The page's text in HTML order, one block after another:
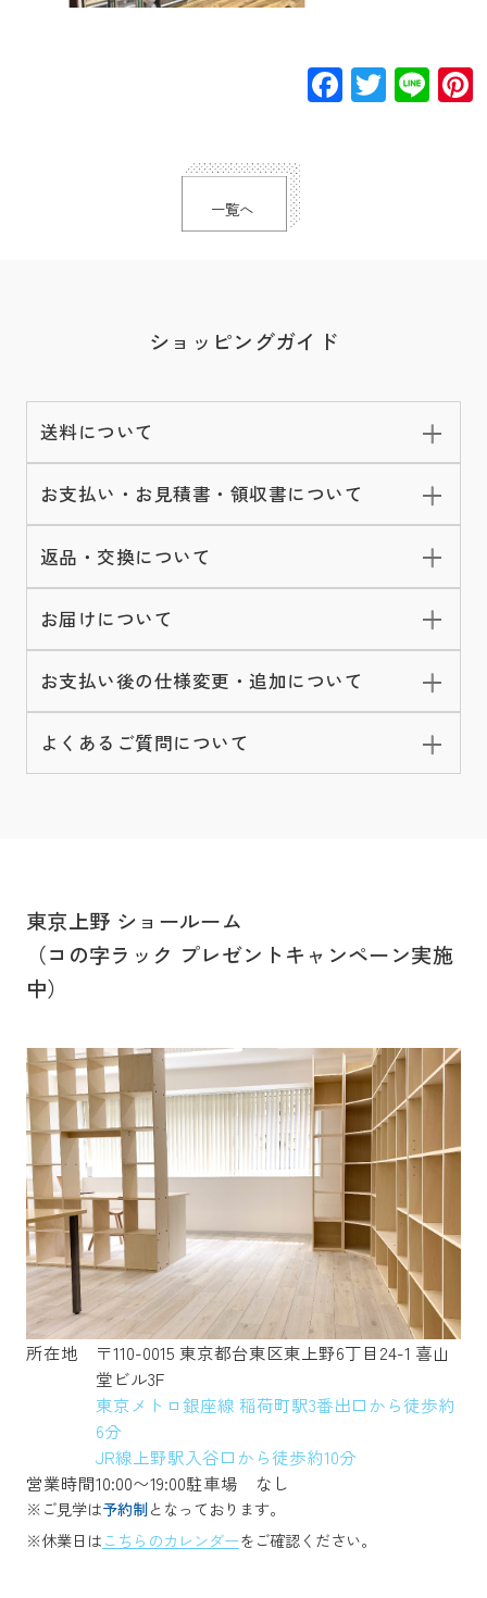
Facebook
一覧へ
ショッピングガイド
送料について
お支払い・お見積書・領収書について
返品・交換について
お届けについて
お支払い後の仕様変更・追加について
よくあるご質問について
東京上野 ショールーム
（コの字ラック プレゼントキャンペーン実施
中）
所在地
〒110-0015 東京都台東区東上野6丁目24-1 喜山
堂ビル3F
東京メトロ銀座線 稲荷町駅3番出口から徒歩約
6分
JR線上野駅入谷口から徒歩約10分
営業時間10:00〜19:00駐車場 なし
※ご見学は予約制となっております。
※休業日はこちらのカレンダーをご確認ください。